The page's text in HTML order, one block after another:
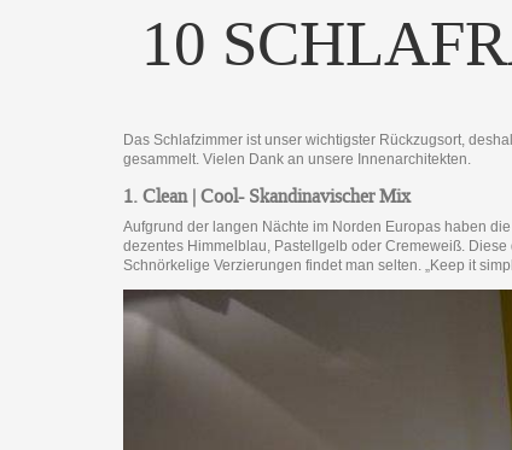
10
Das Schlafzimmer ist unser wichtigster Rückzugsort,
gesammelt. Vielen Dank an unsere Innenarchitekten.
1. Clean | Cool- Skandinavischer Mix
Aufgrund der langen Nächte im Norden Europas haben
dezentes Himmelblau, Pastellgelb oder Cremeweiß.
Schnörkelige Verzierungen findet man selten. „Keep it